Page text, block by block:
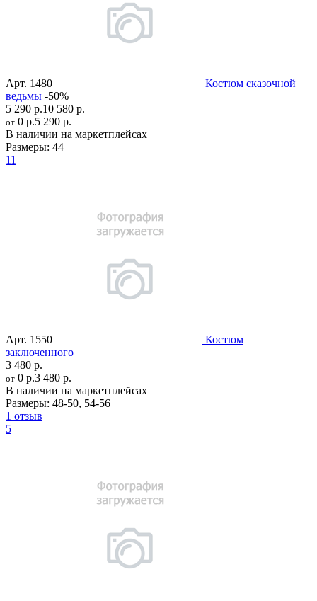
Арт. 1480
Костюм сказочной
ведьмы -50%
5 290 р.10 580 р.
от 0 р.5 290 р.
В наличии на маркетплейсах
Размеры: 44
11
Арт. 1550
Костюм
заключенного
3 480 р.
от 0 р.3 480 р.
В наличии на маркетплейсах
Размеры: 48-50, 54-56
1 отзыв
5